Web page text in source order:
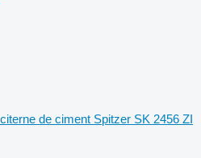
citerne de ciment Spitzer SK 2456 ZI